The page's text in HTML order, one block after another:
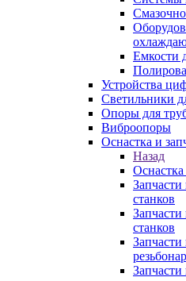
Емкости
Устройства
Светильники
Опоры для
Виброопоры
Оснастка и
Назад
Оснастка
Запчасти
станков
станков
Запчасти
Запчасти